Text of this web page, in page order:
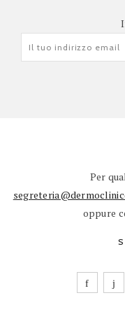
Per
oppure